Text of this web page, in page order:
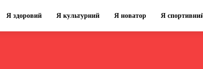
Я здоровий Я культурний Я новатор Я